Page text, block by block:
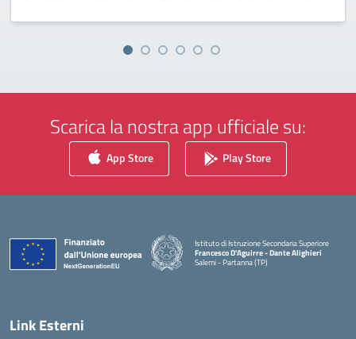
Scarica la nostra app ufficiale su:
App Store Play Store
Istituto di Istruzione Secondaria Superiore
Francesco D'Aguirre - Dante Alighieri
Salemi - Partanna (TP)
Link Esterni